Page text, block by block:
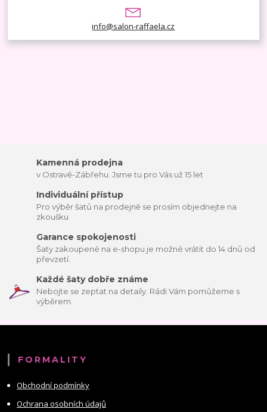
info@salon-raffaela.cz
Kamenná prodejna
v Ostravě-Zábřehu. Jsme tu pro Vás už 15 let
Individuální přístup
Pro výběr šatů na prodejně se prosím objednejte na
zkoušku
Garance spokojenosti
Šaty zakoupené na e-shopu je možné vrátit do 14 dnů od
převzetí.
Každé šaty dobře známe
Nebojte se zeptat na detaily. Rádi Vám pomůžeme s
výběrem.
FORMALITY
Obchodní podmínky
Ochrana osobních údajů